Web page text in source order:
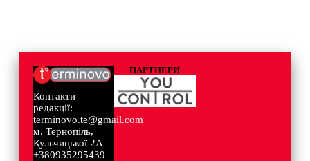
Контакти
редакції:
terminovo.te@gmail.com
м. Тернопіль,
Кульчицької 2А
+380935295439
ПАРТНЕРИ